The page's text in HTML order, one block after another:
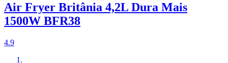
Air Fryer Britânia 4,2L Dura Mais
1500W BFR38
4.9